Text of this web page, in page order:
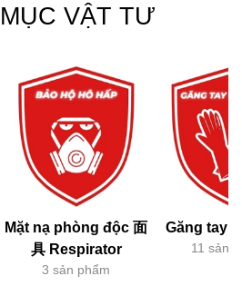
VẬT TƯ
Mặt nạ phòng độc 面
具 Respirator
3 sản phẩm
Găng tay
11 sản